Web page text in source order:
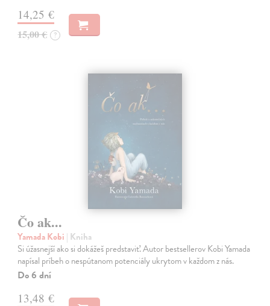
14,25 €
15,00 € ?
Čo ak...
Yamada Kobi | Kniha
Si úžasnejší ako si dokážeš predstaviť. Autor bestsellerov Kobi Yamada
napísal príbeh o nespútanom potenciály ukrytom v každom z nás.
Do 6 dní
13,48 €